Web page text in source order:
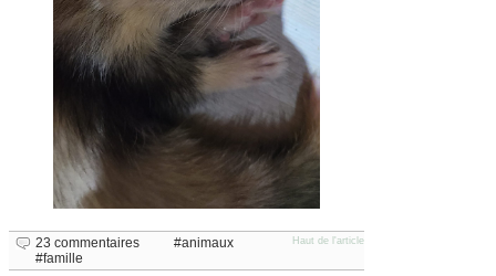
Haut de l'article
23 commentaires
animaux
famille